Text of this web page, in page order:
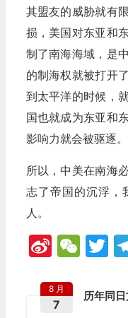
其盟友的威胁就有
损，美国对东亚和
制了南海海域，是
的制海权就被打开
到太平洋的时候，
国也就成为东亚和
影响力就会被驱逐。
所以，中美在南海
志了帝国的沉浮，
人。
Sina
历年同
8 月
7